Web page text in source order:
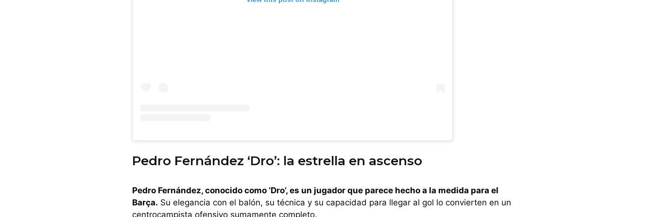
Pedro Fernández ‘Dro’: la estrella en ascenso
Pedro Fernández, conocido como ‘Dro’, es un jugador que parece hecho a la medida para el
Barça. Su elegancia con el balón, su técnica y su capacidad para llegar al gol lo convierten en un
centrocampista ofensivo sumamente completo.